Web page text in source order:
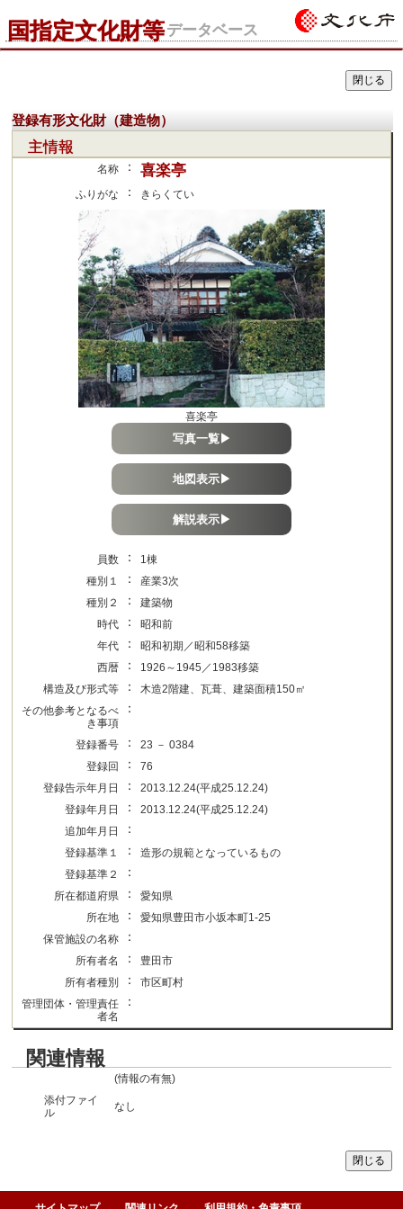
国指定文化財等データベース
登録有形文化財（建造物）
主情報
名称 ： 喜楽亭
ふりがな ： きらくてい
喜楽亭
写真一覧▶
地図表示▶
解説表示▶
員数 ：
1棟
種別１
：
産業3次
種別２
：
建築物
時代
：
昭和前
年代
：
昭和初期／昭和58移築
西暦
：
1926～1945／1983移築
構造及び形式等
：
木造2階建、瓦葺、建築面積150㎡
その他参考となるべ
き事項
：
登録番号 ：
23 － 0384
登録回
：
76
登録告示年月日
：
2013.12.24(平成25.12.24)
登録年月日
：
2013.12.24(平成25.12.24)
追加年月日
：
登録基準１ ：
造形の規範となっているもの
登録基準２
：
所在都道府県 ：
愛知県
所在地
：
愛知県豊田市小坂本町1-25
保管施設の名称
：
所有者名 ：
豊田市
所有者種別
：
市区町村
管理団体・管理責任
者名
：
関連情報
(情報の有無)
添付ファイ
ル
なし